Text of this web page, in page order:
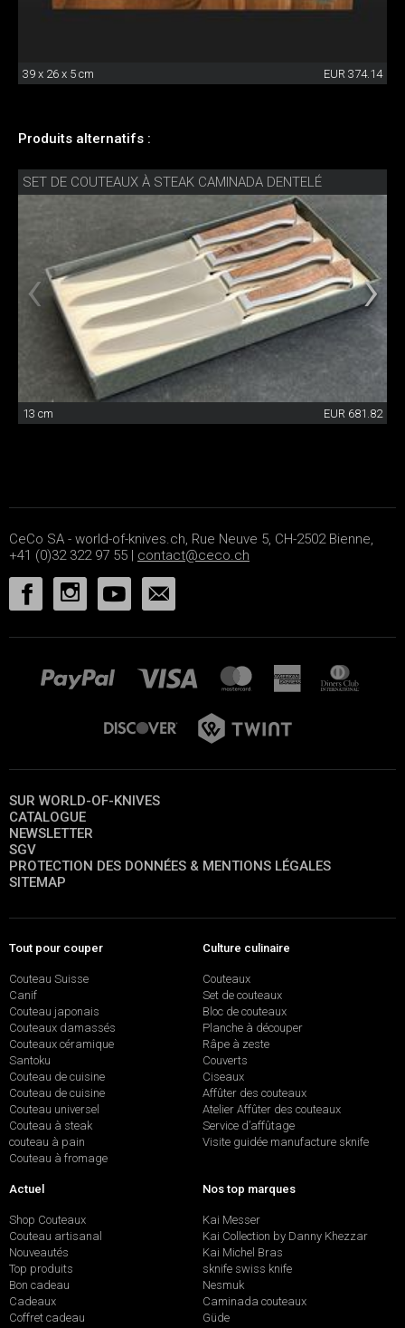
39 x 26 x 5 cm EUR 374.14
Produits alternatifs :
SET DE COUTEAUX À STEAK CAMINADA DENTELÉ
13 cm EUR 681.82
CeCo SA - world-of-knives.ch, Rue Neuve 5, CH-2502 Bienne,
+41 (0)32 322 97 55 | contact@ceco.ch
SUR WORLD-OF-KNIVES
CATALOGUE
NEWSLETTER
SGV
PROTECTION DES DONNÉES & MENTIONS LÉGALES
SITEMAP
Tout pour couper
Couteau Suisse
Canif
Couteau japonais
Couteaux damassés
Couteaux céramique
Santoku
Couteau de cuisine
Couteau de cuisine
Couteau universel
Couteau à steak
couteau à pain
Couteau à fromage
Culture culinaire
Couteaux
Set de couteaux
Bloc de couteaux
Planche à découper
Râpe à zeste
Couverts
Ciseaux
Affûter des couteaux
Atelier Affûter des couteaux
Service d’affûtage
Visite guidée manufacture sknife
Actuel
Shop Couteaux
Couteau artisanal
Nouveautés
Top produits
Bon cadeau
Cadeaux
Coffret cadeau
Nos top marques
Kai Messer
Kai Collection by Danny Khezzar
Kai Michel Bras
sknife swiss knife
Nesmuk
Caminada couteaux
Güde